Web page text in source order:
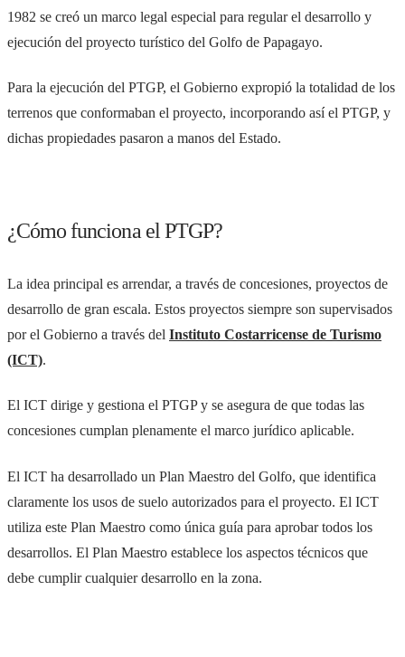
1982 se creó un marco legal especial para regular el desarrollo y
ejecución del proyecto turístico del Golfo de Papagayo.
Para la ejecución del PTGP, el Gobierno expropió la totalidad de los
terrenos que conformaban el proyecto, incorporando así el PTGP, y
dichas propiedades pasaron a manos del Estado.
¿Cómo funciona el PTGP?
La idea principal es arrendar, a través de concesiones, proyectos de
desarrollo de gran escala. Estos proyectos siempre son supervisados
por el Gobierno a través del Instituto Costarricense de Turismo
(ICT).
El ICT dirige y gestiona el PTGP y se asegura de que todas las
concesiones cumplan plenamente el marco jurídico aplicable.
El ICT ha desarrollado un Plan Maestro del Golfo, que identifica
claramente los usos de suelo autorizados para el proyecto. El ICT
utiliza este Plan Maestro como única guía para aprobar todos los
desarrollos. El Plan Maestro establece los aspectos técnicos que
debe cumplir cualquier desarrollo en la zona.